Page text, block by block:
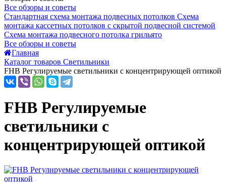
Все обзоры и советы
Стандартная схема монтажа подвесных потолков Схема
монтажа кассетных потолков с скрытой подвесной системой
Схема монтажа подвесного потолка грильято
Все обзоры и советы
Главная
Каталог товаров Светильники
FHB Регулируемые светильники с концентрирующей оптикой
FHB Регулируемые
светильники с
концентрирующей оптикой